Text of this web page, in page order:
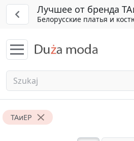
Лучшее от бренда
Белорусские платья и
ТАиЕР